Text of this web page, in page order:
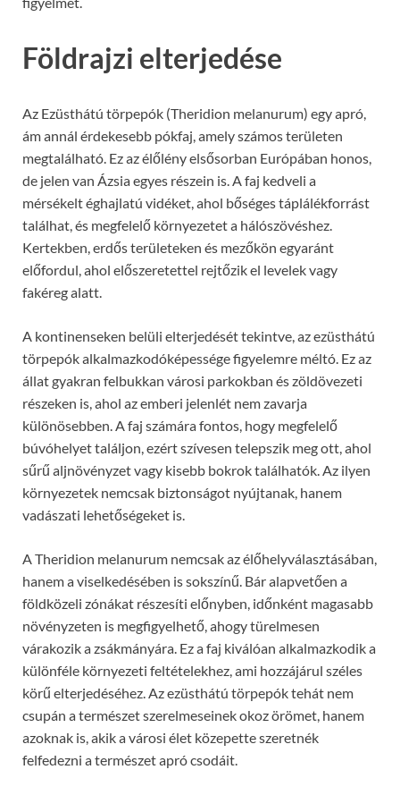
Földrajzi elterjedése
Az Ezüsthátú törpepók (Theridion melanurum) egy apró,
ám annál érdekesebb pókfaj, amely számos területen
megtalálható. Ez az élőlény elsősorban Európában honos,
de jelen van Ázsia egyes részein is. A faj kedveli a
mérsékelt éghajlatú vidéket, ahol bőséges táplálékforrást
találhat, és megfelelő környezetet a hálószövéshez.
Kertekben, erdős területeken és mezőkön egyaránt
előfordul, ahol előszeretettel rejtőzik el levelek vagy
fakéreg alatt.
A kontinenseken belüli elterjedését tekintve, az ezüsthátú
törpepók alkalmazkodóképessége figyelemre méltó. Ez az
állat gyakran felbukkan városi parkokban és zöldövezeti
részeken is, ahol az emberi jelenlét nem zavarja
különösebben. A faj számára fontos, hogy megfelelő
búvóhelyet találjon, ezért szívesen telepszik meg ott, ahol
sűrű aljnövényzet vagy kisebb bokrok találhatók. Az ilyen
környezetek nemcsak biztonságot nyújtanak, hanem
vadászati lehetőségeket is.
A Theridion melanurum nemcsak az élőhelyválasztásában,
hanem a viselkedésében is sokszínű. Bár alapvetően a
földközeli zónákat részesíti előnyben, időnként magasabb
növényzeten is megfigyelhető, ahogy türelmesen
várakozik a zsákmányára. Ez a faj kiválóan alkalmazkodik a
különféle környezeti feltételekhez, ami hozzájárul széles
körű elterjedéséhez. Az ezüsthátú törpepók tehát nem
csupán a természet szerelmeseinek okoz örömet, hanem
azoknak is, akik a városi élet közepette szeretnék
felfedezni a természet apró csodáit.